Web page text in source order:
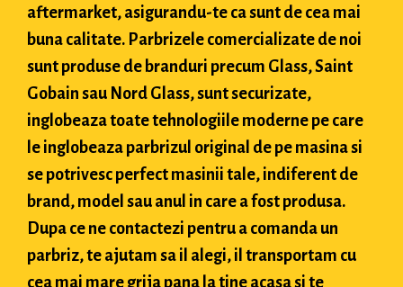
aftermarket, asigurandu-te ca sunt de cea mai
buna calitate. Parbrizele comercializate de noi
sunt produse de branduri precum Glass, Saint
Gobain sau Nord Glass, sunt securizate,
inglobeaza toate tehnologiile moderne pe care
le inglobeaza parbrizul original de pe masina si
se potrivesc perfect masinii tale, indiferent de
brand, model sau anul in care a fost produsa.
Dupa ce ne contactezi pentru a comanda un
parbriz, te ajutam sa il alegi, il transportam cu
cea mai mare grija pana la tine acasa si te